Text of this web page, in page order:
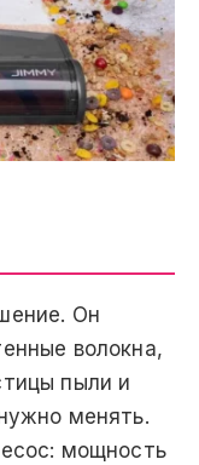
Он
волокна,
пыли и
менять.
мощность